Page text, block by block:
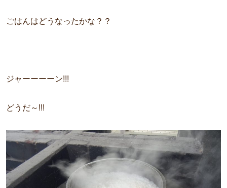
ごはんはどうなったかな？？
ジャーーーーン!!!
どうだ～!!!